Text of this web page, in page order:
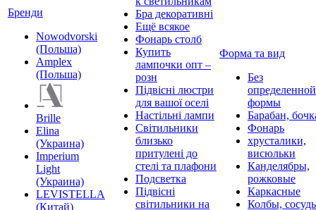
Бренди
Nowodvorski
(Польша)
Amplex
(Польша)
Brille
Elina
(Украина)
Imperium
Light
(Украина)
LEVISTELLA
(Китай)
Бра декоративні
Ещё всякое
Фонарь столб
Купить
лампочки опт –
розн
Підвісні люстри
для вашої оселі
Настільні лампи
Світильники
близько
притулені до
стелі та плафони
Подсветка
Підвісні
світильники на
Форма та вид
Без
определенной
формы
Барабан,
Фонарь
хрусталики,
висюльки
Канделябры,
рожковые
Каркасные
Колбы,